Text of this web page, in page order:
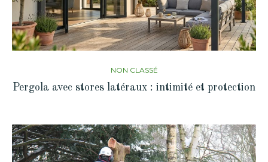
NON CLASSÉ
Pergola avec stores latéraux : intimité et protection